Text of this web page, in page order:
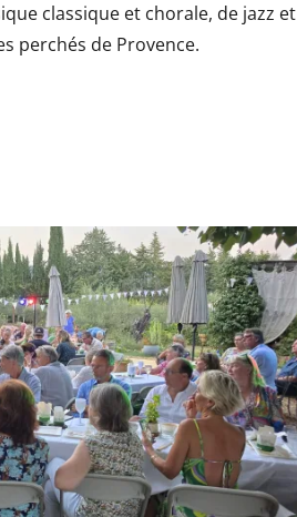
classique et chorale, de jazz et
perchés de Provence.